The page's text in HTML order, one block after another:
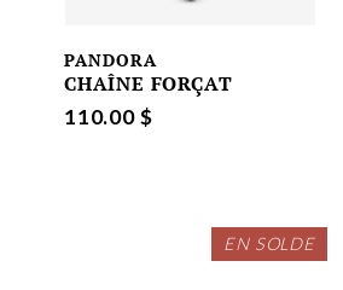
PANDORA
CHAÎNE FORÇAT
110.00 $
EN SOLDE